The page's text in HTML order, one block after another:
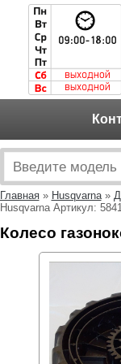
Главная» Husqvarna»
Husqvarna Артикул:
Колесо